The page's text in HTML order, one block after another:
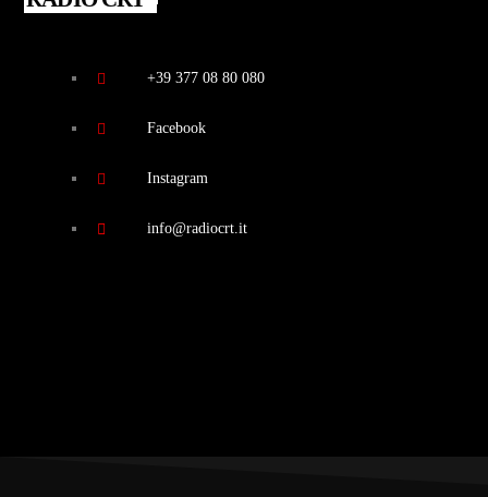
+39 377 08 80 080
Facebook
Instagram
info@radiocrt.it